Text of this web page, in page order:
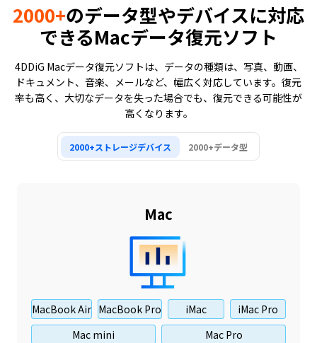
2000+のデータ型やデバイスに対応
できるMacデータ復元ソフト
4DDiG Macデータ復元ソフトは、データの種類は、写真、動画、
ドキュメント、音楽、メールなど、幅広く対応しています。復元
率も高く、大切なデータを失った場合でも、復元できる可能性が
高くなります。
2000+ストレージデバイス 2000+データ型
Mac
MacBook Air MacBook Pro iMac
iMac Pro
Mac mini
Mac Pro